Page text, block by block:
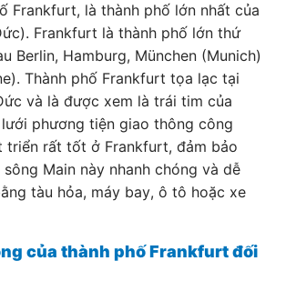
Frankfurt, là thành phố lớn nhất của
Frankfurt là thành phố lớn thứ
Berlin, Hamburg, München (Munich)
Thành phố Frankfurt tọa lạc tại
và là được xem là trái tim của
lưới phương tiện giao thông công
triển rất tốt ở Frankfurt, đảm bảo
Main này nhanh chóng và dễ
tàu hỏa, máy bay, ô tô hoặc xe
của thành phố Frankfurt đối